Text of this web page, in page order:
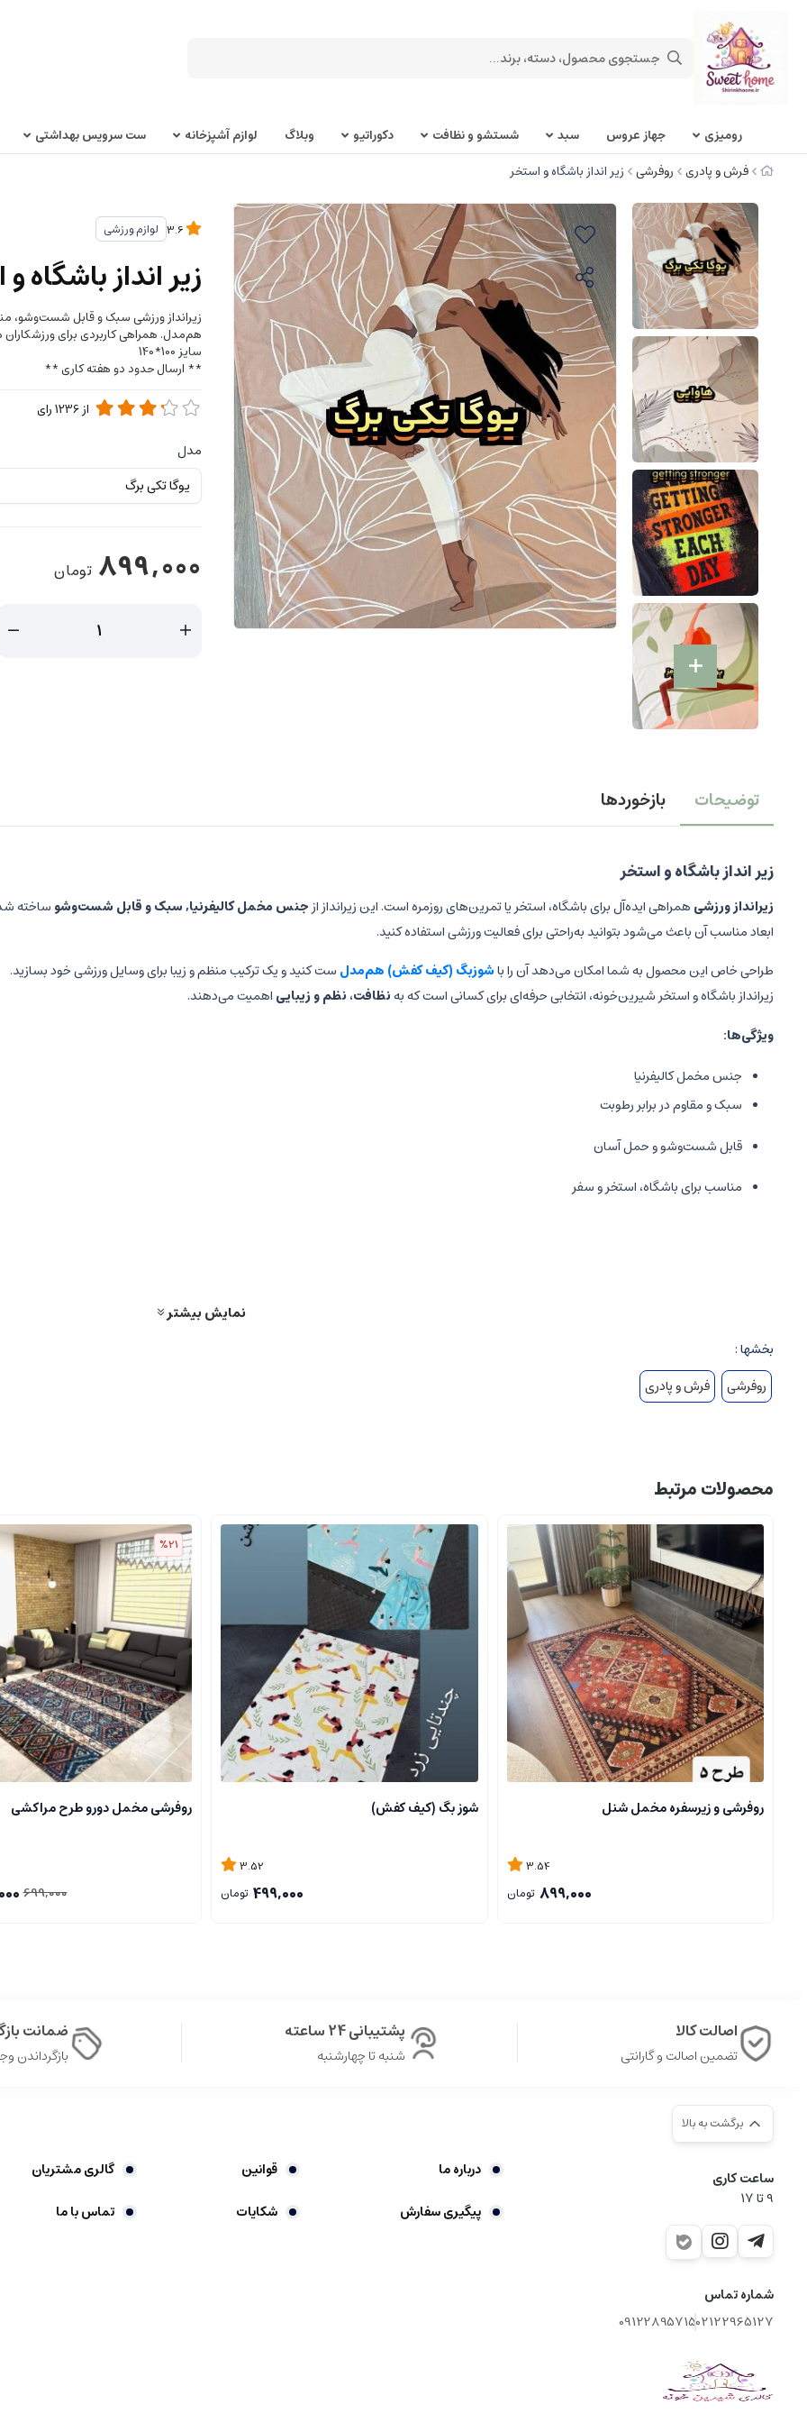
روميزی جهاز عروس سبد شستشو و نظافت دکوراتیو وبلاگ لوازم آشپزخانه ست سرویس بهداشتی
فرش و پادری
روفرشی زیر انداز باشگاه و استخر
لوازم ورزشی
زیر انداز باشگاه
زیرانداز ورزشی سبک و قابل شست‌وشو،
هم‌مدل. همراهی کاربردی برای
سایز 100*140
** ارسال حدود دو هفته کاری **
از1236رای
مدل
899,000 تومان
توضیحات بازخوردها
زیر انداز باشگاه و استخر
زیرانداز ورزشی همراهی ایده‌آل برای باشگاه، استخر یا تمرین‌های روزمره است. این زیرانداز ازجنس مخمل کالیفرنیا, سبک و قابل شست‌وشو ساخته
ابعاد مناسب آن باعث می‌شود بتوانید به‌راحتی برای فعالیت ورزشی استفاده کنید.
طراحی خاص این محصول به شما امکان می‌دهد آن را باشوزبگ (کیف کفش) هم‌مدل ست کنید و یک ترکیب منظم و زیبا برای وسایل ورزشی خود بسازید.
زیرانداز باشگاه و استخر شیرین‌خونه، انتخابی حرفه‌ای برای کسانی است که بهنظافت، نظم و زیبایی اهمیت می‌دهند.
ویژگی‌ها:
جنس مخمل کالیفرنیا
سبک و مقاوم در برابر رطوبت
قابل شست‌وشو و حمل آسان
مناسب برای باشگاه، استخر و سفر
نمایش بیشتر
بخشها :
روفرشی
فرش و پادری
محصولات مرتبط
روفرشی و زیرسفره مخمل شنل
3.54
899,000 تومان
شوز بگ (کیف کفش)
3.52
499,000 تومان
%21
روفرشی مخمل دورو طرح مراکشی
699,000
اصالت کالا
تضمین اصالت و گارانتی
پشتیبانی 24 ساعته
شنبه تا چهارشنبه
ضمانت
بازگرداندن وجه
برگشت به بالا
ساعت کاری
9‌ تا ۱۷
شماره تماس
02122965127
09122895715
درباره ما قوانین
گالری مشتریان
پیگیری سفارش
شکایات تماس با ما